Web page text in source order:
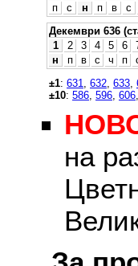
п
с н п в с
Декември 636
1
2 3 4 5 6
н
п в с ч п
±1: 631 632 633
±10: 586 596 606
на